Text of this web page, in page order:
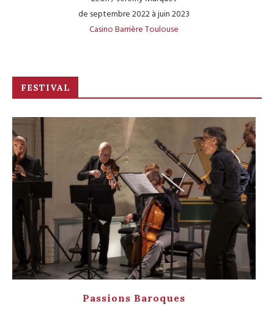
de septembre 2022 à juin 2023
Casino Barrière Toulouse
FESTIVAL
Passions Baroques